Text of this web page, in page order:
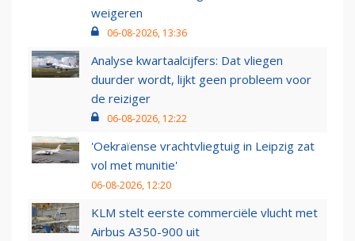
weigeren
06-08-2026, 13:36
Analyse kwartaalcijfers: Dat vliegen
duurder wordt, lijkt geen probleem voor
de reiziger
06-08-2026, 12:22
'Oekraïense vrachtvliegtuig in Leipzig zat
vol met munitie'
06-08-2026, 12:20
KLM stelt eerste commerciële vlucht met
Airbus A350-900 uit